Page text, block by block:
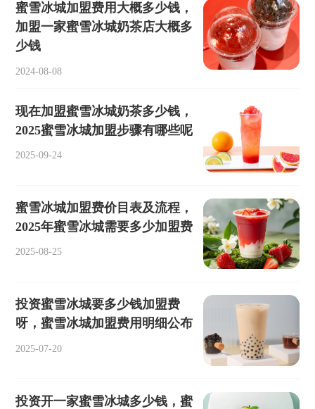
蜜雪冰城加盟费用大概多少钱，
加盟一家蜜雪冰城奶茶店大概多
少钱
2024-08-08
现在加盟蜜雪冰城奶茶多少钱，
2025蜜雪冰城加盟步骤有哪些呢
2025-09-24
蜜雪冰城加盟费价目表及流程，
2025年蜜雪冰城需要多少加盟费
2025-08-25
投资蜜雪冰城要多少钱加盟费
呀，蜜雪冰城加盟费用明细公布
2025-07-20
投资开一家蜜雪冰城多少钱，蜜